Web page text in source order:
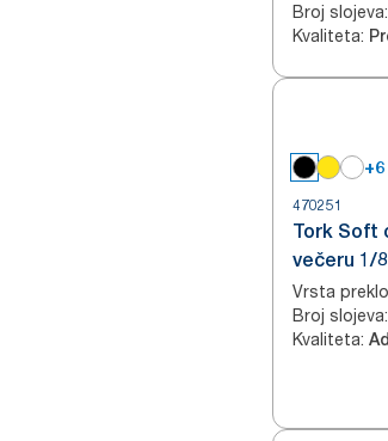
Broj slojeva:
Kvaliteta:
+6
470251
Tork Soft
večeru 1/
Vrsta
Broj slojeva:
Kvaliteta: